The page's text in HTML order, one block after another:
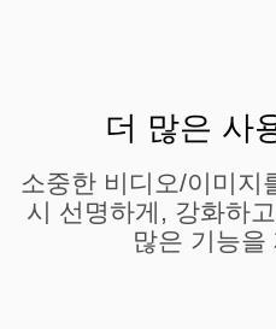
더 많은 사
소중한 비디오/이미지
시 선명하게, 강화하
많은 기능을